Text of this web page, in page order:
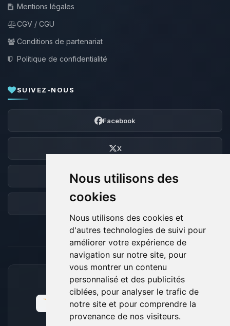
Nous utilisons des
cookies
Nous utilisons des cookies et
d'autres technologies de suivi pour
améliorer votre expérience de
navigation sur notre site, pour
vous montrer un contenu
personnalisé et des publicités
ciblées, pour analyser le trafic de
notre site et pour comprendre la
provenance de nos visiteurs.
Mentions légales
CGV / CGU
Conditions de partenariat
Politique de confidentialité
SUIVEZ-NOUS
Facebook
X
Discord
Forum
MOYENS DE PAIEMENT ACCEPTÉS